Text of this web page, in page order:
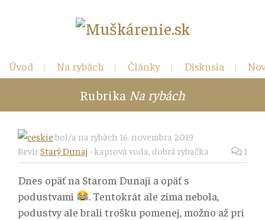
Úvod Na rybách Články Diskusia
Rubrika Na rybách
ceskiebol/a na rybách 16. novembra 2019
RevírStarý Dunaj - kaprová voda, dobrá rybačka 1
Dnes opäť na Starom Dunaji a opäť s
podustvami
. Tentokrát ale zima nebola,
podustvy ale brali trošku pomenej, možno až pri